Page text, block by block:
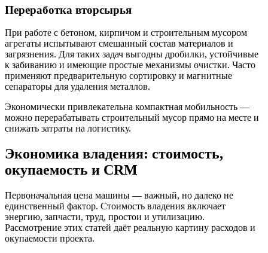
Переработка вторсырья
При работе с бетоном, кирпичом и строительным мусором
агрегаты испытывают смешанный состав материалов и
загрязнения. Для таких задач выгодны дробилки, устойчивые
к забиванию и имеющие простые механизмы очистки. Часто
применяют предварительную сортировку и магнитные
сепараторы для удаления металлов.
Экономически привлекательна компактная мобильность —
можно перерабатывать строительный мусор прямо на месте и
снижать затраты на логистику.
Экономика владения: стоимость,
окупаемость и CRM
Первоначальная цена машины — важный, но далеко не
единственный фактор. Стоимость владения включает
энергию, запчасти, труд, простои и утилизацию.
Рассмотрение этих статей даёт реальную картину расходов и
окупаемости проекта.